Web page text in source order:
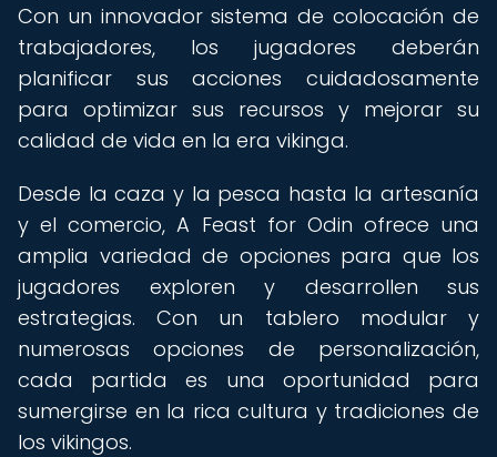
Con un innovador sistema de colocación de
trabajadores, los jugadores deberán
planificar sus acciones cuidadosamente
para optimizar sus recursos y mejorar su
calidad de vida en la era vikinga.
Desde la caza y la pesca hasta la artesanía
y el comercio, A Feast for Odin ofrece una
amplia variedad de opciones para que los
jugadores exploren y desarrollen sus
estrategias. Con un tablero modular y
numerosas opciones de personalización,
cada partida es una oportunidad para
sumergirse en la rica cultura y tradiciones de
los vikingos.